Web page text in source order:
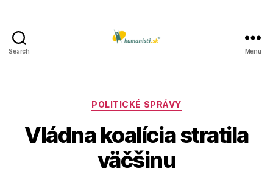
Search Menu
Kategórie
POLITICKÉ SPRÁVY
Vládna koalícia stratila
väčšinu